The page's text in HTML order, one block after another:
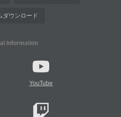
ダウンロード
Information
YouTube